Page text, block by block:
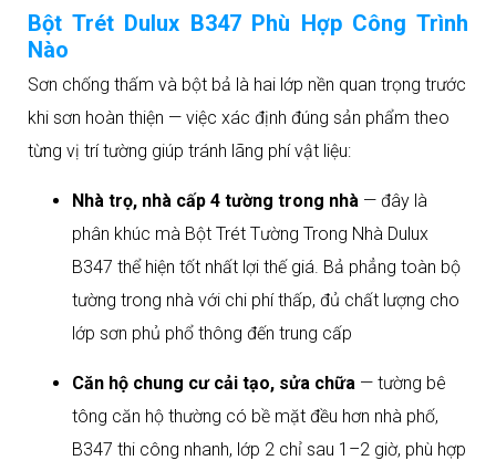
Bột Trét Dulux B347 Phù Hợp Công Trình
Nào
Sơn chống thấm và bột bả là hai lớp nền quan trọng trước
khi sơn hoàn thiện — việc xác định đúng sản phẩm theo
từng vị trí tường giúp tránh lãng phí vật liệu:
Nhà trọ, nhà cấp 4 tường trong nhà — đây là
phân khúc mà Bột Trét Tường Trong Nhà Dulux
B347 thể hiện tốt nhất lợi thế giá. Bả phẳng toàn bộ
tường trong nhà với chi phí thấp, đủ chất lượng cho
lớp sơn phủ phổ thông đến trung cấp
Căn hộ chung cư cải tạo, sửa chữa — tường bê
tông căn hộ thường có bề mặt đều hơn nhà phố,
B347 thi công nhanh, lớp 2 chỉ sau 1–2 giờ, phù hợp